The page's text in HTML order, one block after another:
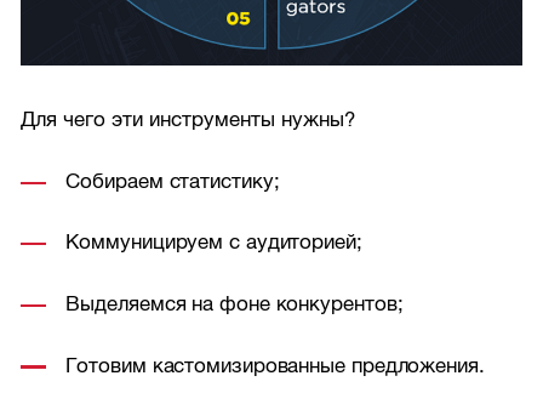
Для чего эти инструменты нужны?
Собираем статистику;
Коммуницируем с аудиторией;
Выделяемся на фоне конкурентов;
Готовим кастомизированные предложения.